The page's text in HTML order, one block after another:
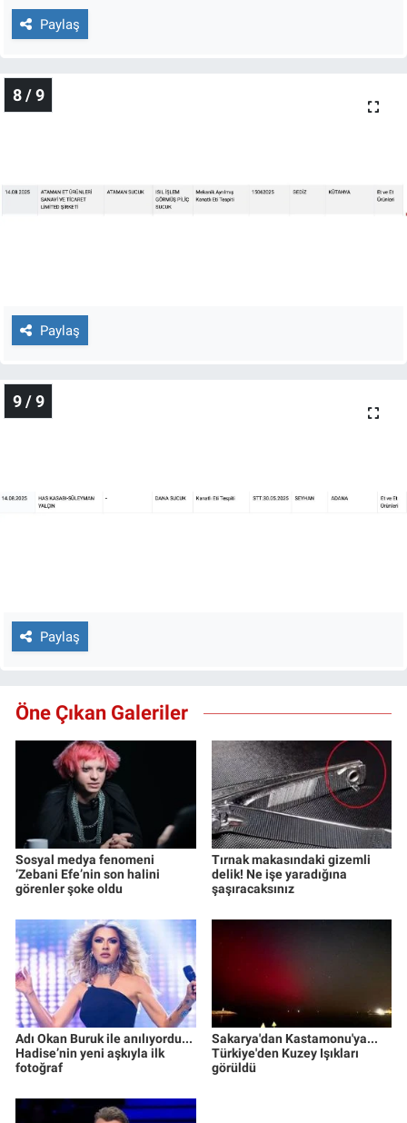
Paylaş
8 / 9
Paylaş
9 / 9
Paylaş
Öne Çıkan Galeriler
Sosyal medya fenomeni
‘Zebani Efe’nin son halini
görenler şoke oldu
Tırnak makasındaki gizemli
delik! Ne işe yaradığına
şaşıracaksınız
Adı Okan Buruk ile anılıyordu...
Hadise’nin yeni aşkıyla ilk
fotoğraf
Sakarya'dan Kastamonu'ya...
Türkiye'den Kuzey Işıkları
görüldü